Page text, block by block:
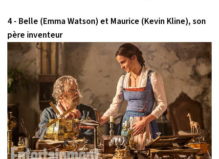
4 - Belle (Emma Watson) et Maurice (Kevin Kline), son
père inventeur